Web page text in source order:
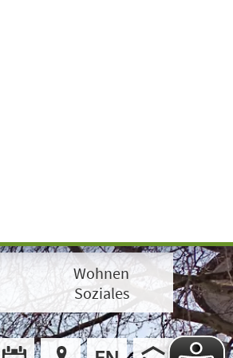
Wohnen
Soziales